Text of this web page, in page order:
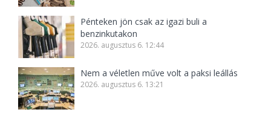
Pénteken jön csak az igazi buli a
benzinkutakon
2026. augusztus 6. 12:44
Nem a véletlen műve volt a paksi leállás
2026. augusztus 6. 13:21